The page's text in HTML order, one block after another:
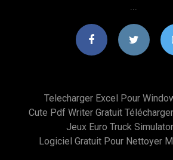
Telecharger Excel Pour
Cute Pdf Writer Gratuit
Jeux Euro Truck
Logiciel Gratuit Pour Nettoyer